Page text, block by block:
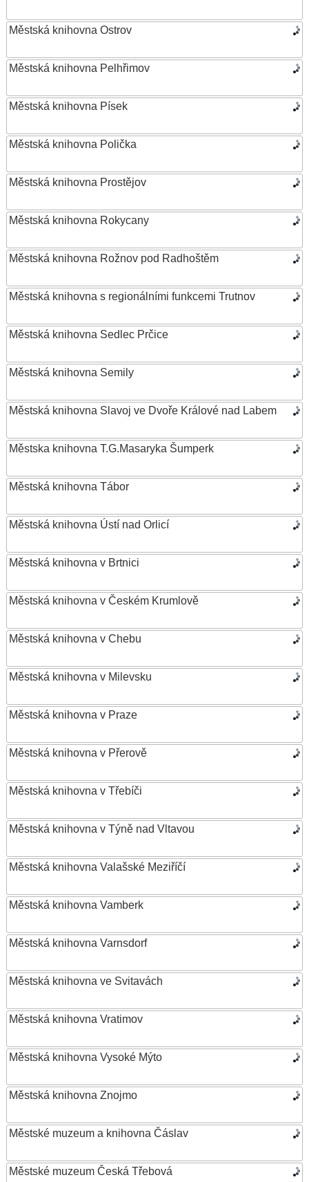
Městská knihovna Ostrov
Městská knihovna Pelhřimov
Městská knihovna Písek
Městská knihovna Polička
Městská knihovna Prostějov
Městská knihovna Rokycany
Městská knihovna Rožnov pod Radhoštěm
Městská knihovna s regionálními funkcemi Trutnov
Městská knihovna Sedlec Prčice
Městská knihovna Semily
Městská knihovna Slavoj ve Dvoře Králové nad Labem
Městska knihovna T.G.Masaryka Šumperk
Městská knihovna Tábor
Městská knihovna Ústí nad Orlicí
Městská knihovna v Brtnici
Městská knihovna v Českém Krumlově
Městská knihovna v Chebu
Městská knihovna v Milevsku
Městská knihovna v Praze
Městská knihovna v Přerově
Městská knihovna v Třebíči
Městská knihovna v Týně nad Vltavou
Městská knihovna Valašské Meziříčí
Městská knihovna Vamberk
Městská knihovna Varnsdorf
Městská knihovna ve Svitavách
Městská knihovna Vratimov
Městská knihovna Vysoké Mýto
Městská knihovna Znojmo
Městské muzeum a knihovna Čáslav
Městské muzeum Česká Třebová